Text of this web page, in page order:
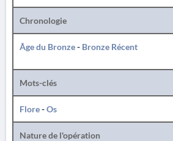
Chronologie
Âge du Bronze- Bronze Récent
Mots-clés
Flore-Os
Nature de l'opération